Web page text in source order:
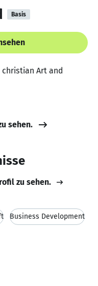
Basis
Art and
sehen.
zu sehen.
Business Development